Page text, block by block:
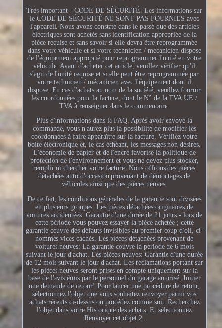
Très important - CODE DE SÉCURITÉ. Les informations sur
le CODE DE SÉCURITÉ NE SONT PAS FOURNIES avec
l'appareil. Nous avons constaté dans le passé que des articles
électriques sont achetés sans identification appropriée de la
pièce requise et sans savoir si elle devra être reprogrammée
dans votre véhicule et si votre technicien / mécanicien dispose
de l'équipement approprié pour reprogrammer l'unité en votre
véhicule. Avant d'acheter cet article, veuillez vérifier qu'il
s'agit de l'unité requise et si elle peut être reprogrammée par
votre technicien / mécanicien avec l'équipement dont il
dispose. En cas d'achats au nom de la société, veuillez fournir
les coordonnées pour la facture, dont le N° de la TVA UE /
TVA à renseigner dans le commentaire.
Plus d'informations dans la FAQ. Après avoir envoyé la
commande, vous n'aurez plus la possibilité de modifier les
coordonnées à faire apparaître sur la facture. Vérifiez votre
boite électronique et, le cas échéant, les messages non désirés.
L'économie de papier et de l'encre favorise la politique de
protection de l'environnement et vous ne devez plus stocker,
remplir ni chercher votre facture. Nous offrons des pièces
détachées auto d'occasion provenant de démontages de
véhicules ainsi que des pièces neuves.
De ce fait, les conditions générales de la garantie sont divisées
en plusieurs groupes. Les pièces détachées originaires de
voitures accidentées: Garantie d'une durée de 21 jours - lors de
cette période vous pouvez essayer la pièce achetée ; cette
garantie couvre des défauts invisibles au premier coup d'oil, ci-
nommés vices cachés. Les pièces détachées provenant de
voitures neuves: La garantie couvre la période de 6 mois
suivant le jour d'achat. Les pièces neuves: Garantie d'une durée
de 12 mois suivant le jour d'achat. Les réclamations portant sur
les pièces neuves seront prises en compte uniquement sur la
base de l'avis émis par le personnel du garage autorisé. Initier
une demande de retour! Pour lancer une procédure de retour,
sélectionnez l'objet que vous souhaitez renvoyer parmi vos
achats récents ci-dessus ou procédez comme suit. Recherchez
l'objet dans votre Historique des achats. Et sélectionnez
Renvoyer cet objet 2.